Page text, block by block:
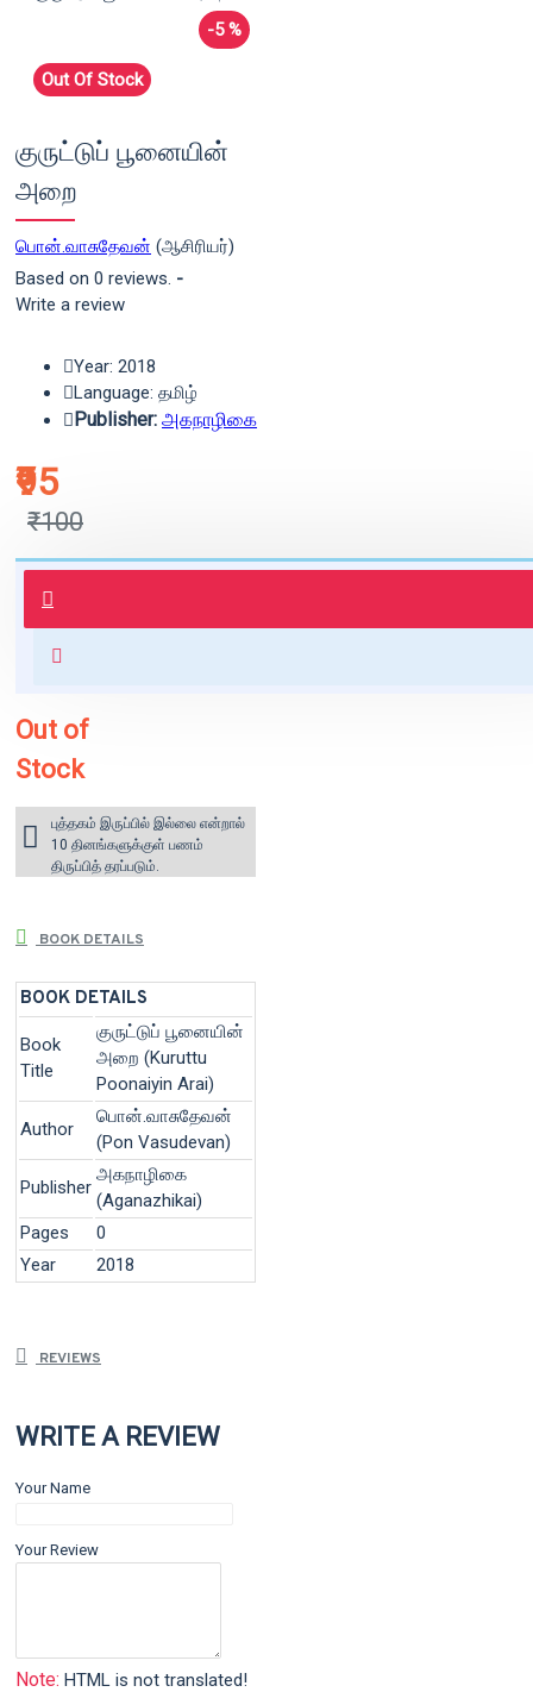
-5 %
Out Of Stock
குருட்டுப் பூனையின்
அறை
பொன்.வாசுதேவன் (ஆசிரியர்)
Based on 0 reviews. -
Write a review
₹95
₹100
Year: 2018
Language: தமிழ்
Publisher: அகநாழிகை
புத்தகம் 3 - 7 நாட்களில் அனுப்பி
வைக்கப்படும்.
for orders above ₹1000 within
Out of
Stock
புத்தகம் இருப்பில் இல்லை என்றால்
10 தினங்களுக்குள் பணம்
திருப்பித் தரப்படும்.
BOOK DETAILS
BOOK DETAILS
Book
Title
குருட்டுப் பூனையின்
அறை (Kuruttu
Poonaiyin Arai)
Author
பொன்.வாசுதேவன்
(Pon Vasudevan)
Publisher
அகநாழிகை
(Aganazhikai)
Pages
0
Year
2018
REVIEWS
WRITE A REVIEW
Your Name
Your Review
Note: HTML is not translated!